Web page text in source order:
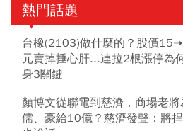
熱門話題
台橡(2103)做什麼的？股價
元賣掉捶心肝...連拉2根漲停為
身3關鍵
顏博文從聯電到慈濟，商場老
儒、豪給10億？慈濟發聲：將